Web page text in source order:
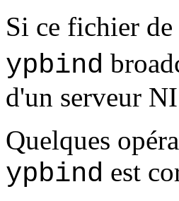
Si ce fichier
ypbind
d'un serveur
Quelques
ypbind est